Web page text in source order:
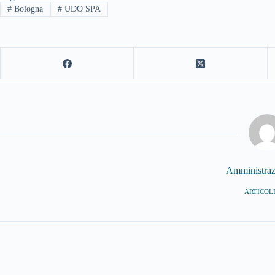
#Bologna #UDO SPA